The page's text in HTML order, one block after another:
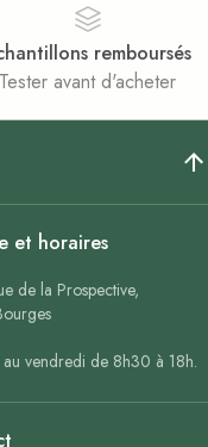
remboursés
Tester avant d'acheter
et horaires
de la Prospective,
vendredi de 8h30 à 18h.